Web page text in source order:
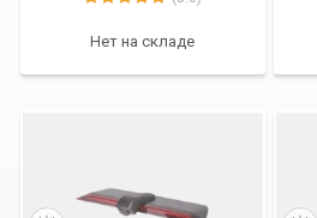
Нет на складе